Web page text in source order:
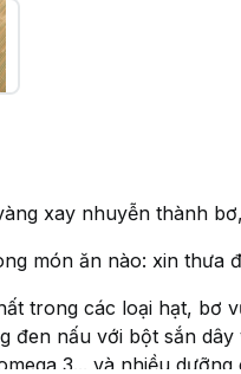
xay nhuyễn thành
món ăn nào: xin thưa
trong các loại hạt, bơ
đen nấu với bột sắn
3... và nhiều